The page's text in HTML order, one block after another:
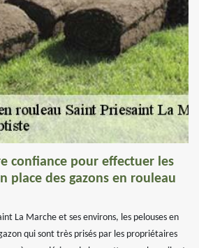
confiance pour effectuer les
place des gazons en rouleau
La Marche et ses environs, les pelouses en
qui sont très prisés par les propriétaires